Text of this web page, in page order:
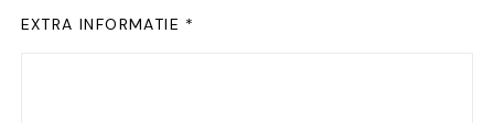
EXTRA INFORMATIE *